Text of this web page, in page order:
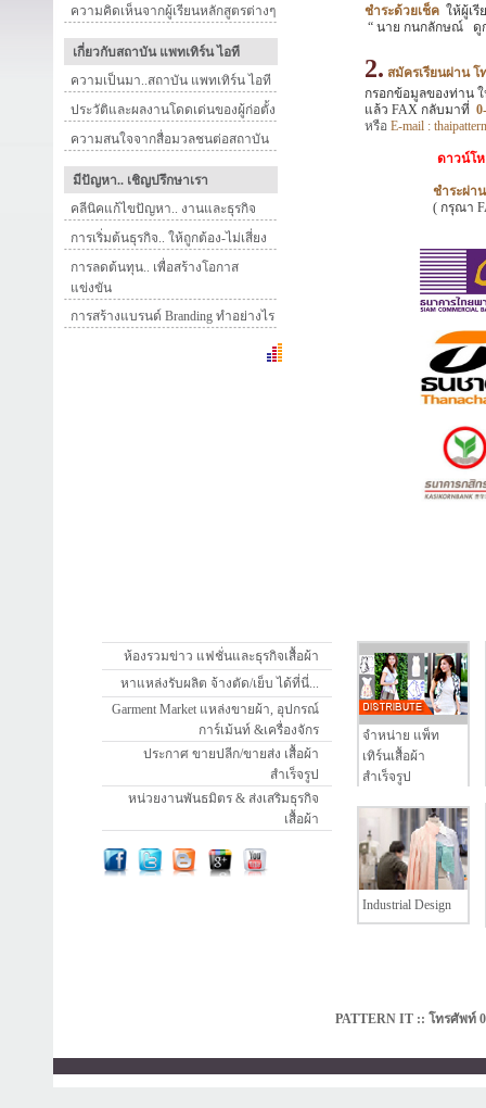
ความคิดเห็นจากผู้เรียนหลักสูตรต่างๆ
เกี่ยวกับสถาบัน แพทเทิร์น ไอที
ความเป็นมา..สถาบัน แพทเทิร์น ไอที
ประวัติและผลงานโดดเด่นของผู้ก่อตั้ง
ความสนใจจากสื่อมวลชนต่อสถาบัน
มีปัญหา.. เชิญปรึกษาเรา
คลีนิคแก้ไขปัญหา.. งานและธุรกิจ
การเริ่มต้นธุรกิจ.. ให้ถูกต้อง-ไม่เสี่ยง
การลดต้นทุน.. เพื่อสร้างโอกาส
แข่งขัน
การสร้างแบรนด์ Branding ทำอย่างไร
ชำระด้วยเช็ค ให้ผู้เรี
“ นาย กนกลักษณ์ ดู
2. สมัครเรียนผ่าน โ
กรอกข้อมูลของท่าน
แล้ว FAX กลับมาที่
หรือ E-mail :
ดาวน์โ
ชำระผ่า
( กรุณา
ห้องรวมข่าว แฟชั่นและธุรกิจเสื้อผ้า
หาแหล่งรับผลิต จ้างตัด/เย็บ ได้ที่นี่...
Garment Market แหล่งขายผ้า, อุปกรณ์
การ์เม้นท์ &เครื่องจักร
ประกาศ ขายปลีก/ขายส่ง เสื้อผ้า
สำเร็จรูป
หน่วยงานพันธมิตร & ส่งเสริมธุรกิจ
เสื้อผ้า
จำหน่าย แพ็ท
เทิร์นเสื้อผ้า
สำเร็จรูป
Industrial Design
PATTERN IT :: โทรศัพท์